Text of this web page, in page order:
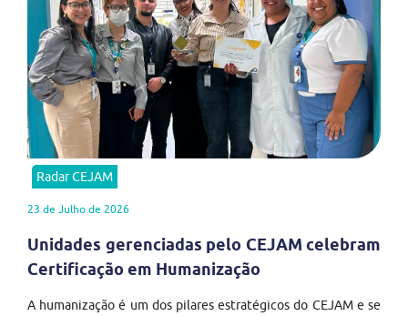
Radar CEJAM
23 de Julho de 2026
Unidades gerenciadas pelo CEJAM celebram
Certificação em Humanização
A humanização é um dos pilares estratégicos do CEJAM e se